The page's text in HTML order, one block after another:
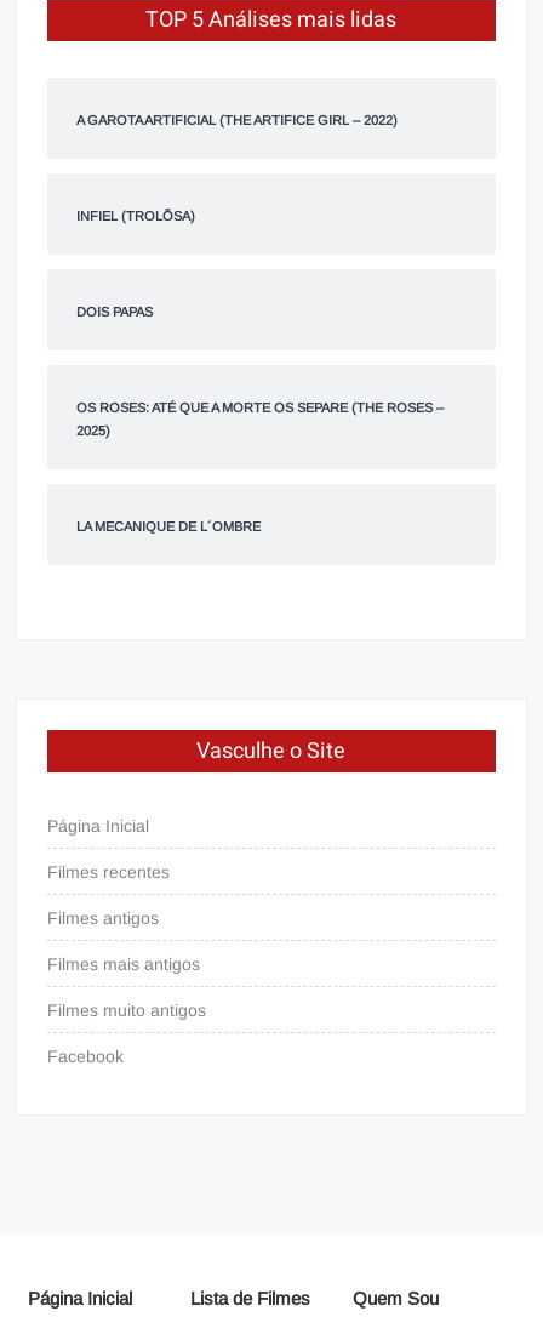
TOP 5 Análises mais lidas
A GAROTA ARTIFICIAL (THE ARTIFICE GIRL – 2022)
INFIEL (TROLÕSA)
DOIS PAPAS
OS ROSES: ATÉ QUE A MORTE OS SEPARE (THE ROSES –
2025)
LA MECANIQUE DE L´OMBRE
Vasculhe o Site
Página Inicial
Filmes recentes
Filmes antigos
Filmes mais antigos
Filmes muito antigos
Facebook
Página Inicial Lista de Filmes Quem Sou